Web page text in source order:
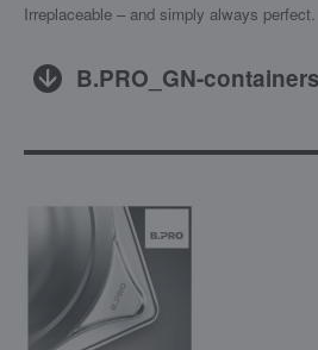
Irreplaceable – and simply always perfect.
B.PRO_GN-